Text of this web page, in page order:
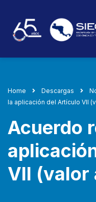
Home Descargas
la aplicación del Artículo VII
Acuerdo
VII (valor